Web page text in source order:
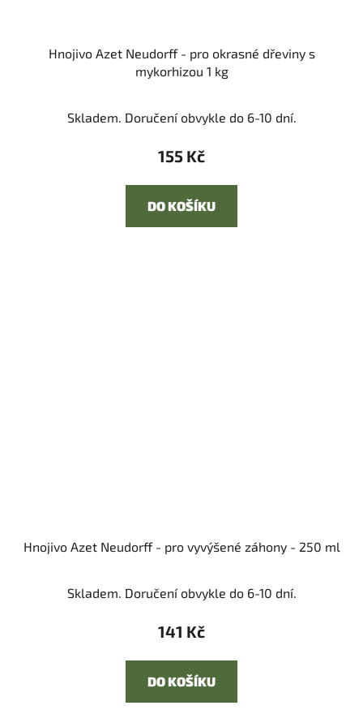
Hnojivo Azet Neudorff - pro okrasné dřeviny s
mykorhizou 1 kg
Skladem. Doručení obvykle do 6-10 dní.
155 Kč
DO KOŠÍKU
Hnojivo Azet Neudorff - pro vyvýšené záhony - 250 ml
Skladem. Doručení obvykle do 6-10 dní.
141 Kč
DO KOŠÍKU